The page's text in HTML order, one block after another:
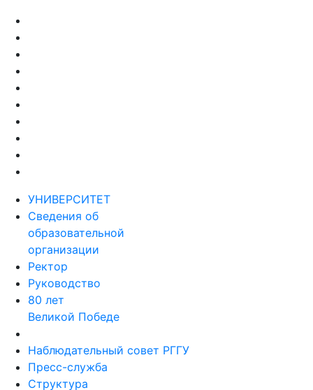
УНИВЕРСИТЕТ
Сведения об
образовательной
организации
Ректор
Руководство
80 лет
Великой Победе
Наблюдательный совет РГГУ
Пресс-служба
Структура